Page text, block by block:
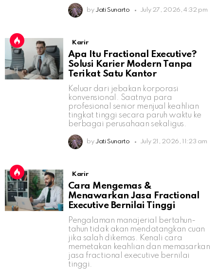
by Jati Sunarto July 27, 2026, 4:32 pm
Karir
Apa Itu Fractional Executive?
Solusi Karier Modern Tanpa
Terikat Satu Kantor
Keluar dari jebakan korporasi
konvensional. Saatnya para
profesional senior menjual keahlian
tingkat tinggi secara paruh waktu ke
berbagai perusahaan sekaligus.
by Jati Sunarto July 21, 2026, 11:23 am
Karir
Cara Mengemas &
Menawarkan Jasa Fractional
Executive Bernilai Tinggi
Pengalaman manajerial bertahun-
tahun tidak akan mendatangkan cuan
jika salah dikemas. Kenali cara
memetakan keahlian dan memasarkan
jasa fractional executive bernilai
tinggi.